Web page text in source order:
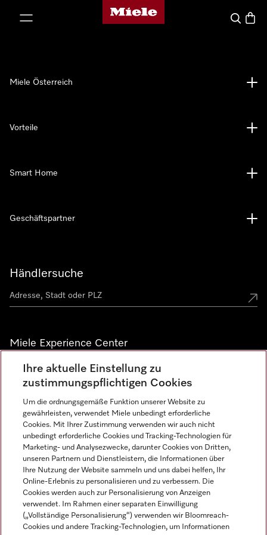
Miele-Homepage
Suche
Händlersuche
Miele Experience Center
Alle Miele Experience Center anzeigen
Newsletter
Miele Österreich
Vorteile
Smart Home
Geschäftspartner
Miele auf Instagram
Miele auf Facebook
Miele auf Youtube
Ihre aktuelle Einstellung zu
zustimmungspflichtigen Cookies
Um die ordnungsgemäße Funktion unserer Website zu
gewährleisten, verwendet Miele unbedingt erforderliche
Cookies. Mit Ihrer Zustimmung verwenden wir auch nicht
unbedingt erforderliche Cookies und Tracking-Technologien für
Marketing- und Analysezwecke, darunter Cookies von Dritten,
unseren Partnern und Dienstleistern, die Informationen über
Ihre Nutzung der Website sammeln und uns dabei helfen, Ihr
Online-Erlebnis zu personalisieren und zu verbessern. Die
Cookies werden auch zur Personalisierung von Anzeigen
verwendet. Im Rahmen einer separaten Einwilligung
(„Vollständige Personalisierung“) verwenden wir Bloomreach-
Cookies und andere Tracking-Technologien, um Informationen